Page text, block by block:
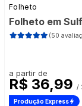
Folheto
Folheto em
(50
a partir de
R$ 36,99 /
Produção Express